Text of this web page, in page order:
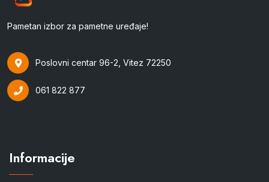
Pametan izbor za pametne uređaje!
Poslovni centar 96-2, Vitez 72250
061 822 877
Informacije